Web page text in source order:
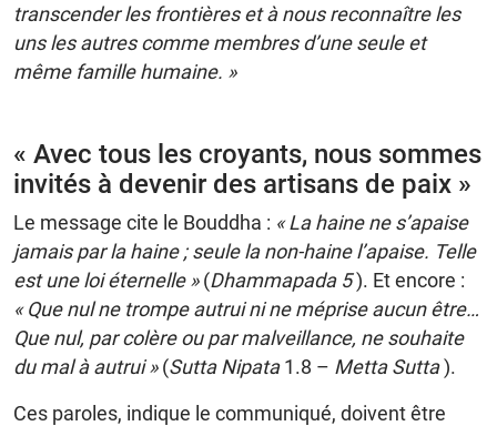
transcender les frontières et à nous reconnaître les
uns les autres comme membres d’une seule et
même famille humaine. »
« Avec tous les croyants, nous sommes
invités à devenir des artisans de paix »
Le message cite le Bouddha : « La haine ne s’apaise
jamais par la haine ; seule la non-haine l’apaise. Telle
est une loi éternelle »(Dhammapada 5). Et encore :
« Que nul ne trompe autrui ni ne méprise aucun être…
Que nul, par colère ou par malveillance, ne souhaite
du mal à autrui »(Sutta Nipata1.8 – Metta Sutta).
Ces paroles, indique le communiqué, doivent être